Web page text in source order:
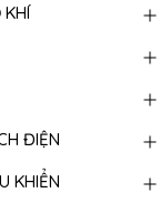
KHÍ
ĐIỆN
KHIỂN